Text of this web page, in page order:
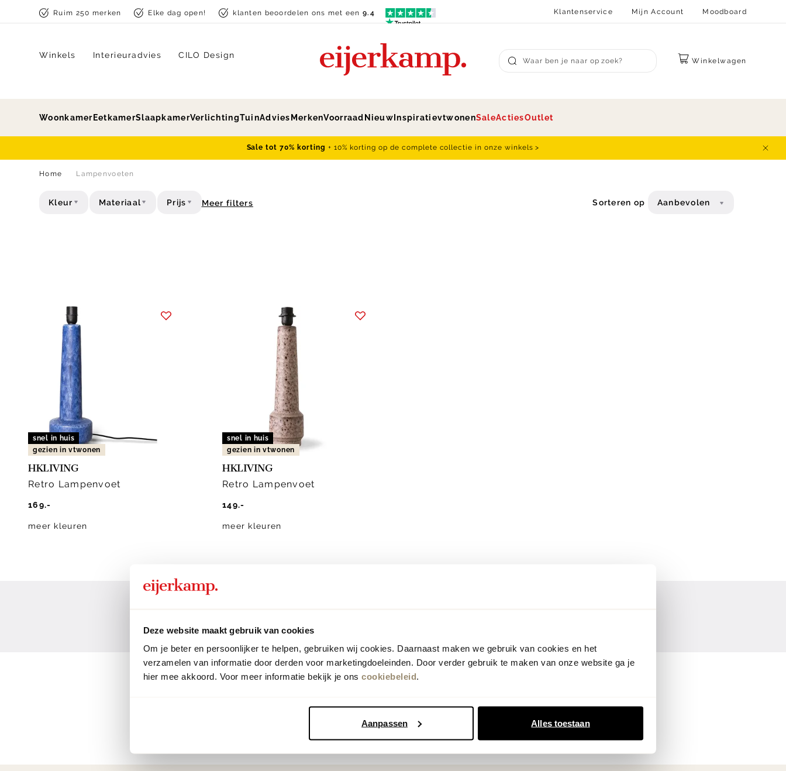
Deze website maakt gebruik van cookies
Om je beter en persoonlijker te helpen, gebruiken wij cookies. Daarnaast maken we gebruik van cookies en het
verzamelen van informatie door derden voor marketingdoeleinden. Door verder gebruik te maken van onze website ga je
hier mee akkoord. Voor meer informatie bekijk je ons cookiebeleid.
Aanpassen Alles toestaan
Skip to contentRuim 250 merken Elke dag open! klanten beoordelen ons met een9.4 Klantenservice Mijn Account Moodboard
Submit search
Winkelwagen
Winkels Interieuradvies CILO Design
Woonkamer EetkamerSlaapkamerVerlichtingTuinAdvies MerkenVoorraad Nieuw InspiratievtwonenSaleActiesOutlet
Sale tot 70% korting + 10% korting op de complete collectie in onze winkels >
Home Lampenvoeten
Kleur Materiaal Prijs Meer filters Sorteren op Aanbevolen
snel in huis
gezien in vtwonen
HKLIVING
Retro Lampenvoet
169.-
meer kleuren
snel in huis
gezien in vtwonen
HKLIVING
Retro Lampenvoet
149.-
meer kleuren